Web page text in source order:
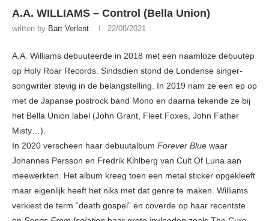
A.A. WILLIAMS – Control (Bella Union)
written by Bart Verlent 22/08/2021
A.A. Williams debuuteerde in 2018 met een naamloze debuutep
op Holy Roar Records. Sindsdien stond de Londense singer-
songwriter stevig in de belangstelling. In 2019 nam ze een ep op
met de Japanse postrock band Mono en daarna tekende ze bij
het Bella Union label (John Grant, Fleet Foxes, John Father
Misty…).
In 2020 verscheen haar debuutalbum Forever Blue waar
Johannes Persson en Fredrik Kihlberg van Cult Of Luna aan
meewerkten. Het album kreeg toen een metal sticker opgekleeft
maar eigenlijk heeft het niks met dat genre te maken. Williams
verkiest de term “death gospel” en coverde op haar recentste